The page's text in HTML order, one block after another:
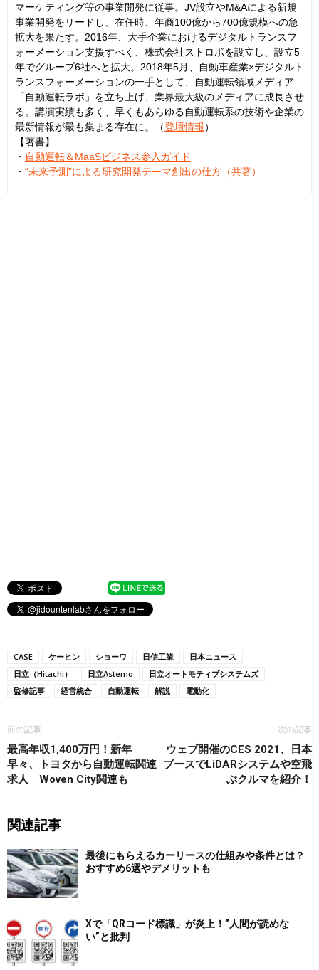
マーケティング等の事業開発に従事。JV設立やM&Aによる新規
事業開発をリードし、在任時、年商100億から700億規模への急
拡大を果たす。2016年、大手企業におけるデジタルトランスフ
ォーメーション支援すべく、株式会社ストロボを設立し、設立5
年でグループ6社へと拡大。2018年5月、自動車産業×デジタルト
ランスフォーメーションの一手として、自動運転領域メディア
「自動運転ラボ」を立ち上げ、業界最大級のメディアに成長させ
る。講演実績も多く、早くもあらゆる自動運転系の技術や企業の
最新情報が最も集まる存在に。（登壇情報）
【著書】
・ 自動運転＆MaaSビジネス参入ガイド
・ “未来予測”による研究開発テーマ創出の仕方（共著）
CASE ケーヒン ショーワ 日信工業
日本ニュース
日立（Hitachi）
日立Astemo
日立オートモティブシステムズ
監修記事
経営統合 自動運転 解説 電動化
前の記事
最高年収1,400万円！新年
早々、トヨタから自動運転関連
求人 Woven City関連も
次の記事
ウェブ開催のCES 2021、日本
ブースでLiDARシステムや空飛
ぶクルマを紹介！
関連記事
最後にもらえるカーリースの仕組みや条件とは？
おすすめ6選やデメリットも
Xで「QRコード標識」が炎上！”人間が読めな
い”と批判